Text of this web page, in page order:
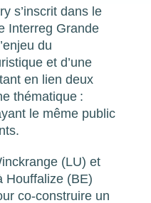
s’inscrit dans le
Interreg Grande
du
et d’une
en lien deux
thématique :
le même public
(LU) et
Houffalize (BE)
co-construire un